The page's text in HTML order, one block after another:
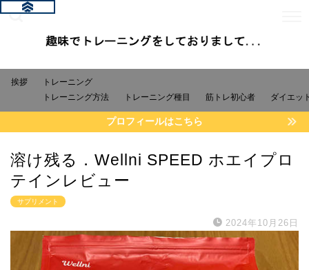
挨拶
トレーニング
トレーニング方法
トレーニング種目 筋トレ初心者 ダイエッ
プロフィールはこちら
溶け残る．Wellni SPEED ホエイプロ
テインレビュー
サプリメント
2024年10月26日